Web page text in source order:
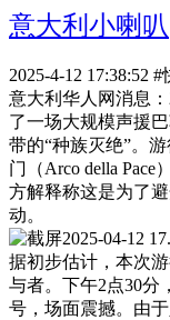
意大利小喇叭
2025-4-12 17:38:52 #
意大利华人网消息
了一场大规模声援
带的“种族灭绝”。
门（Arco della
方解释称这是为了
动。
据初步估计，本次
与者。下午2点30分
号，场面震撼。由